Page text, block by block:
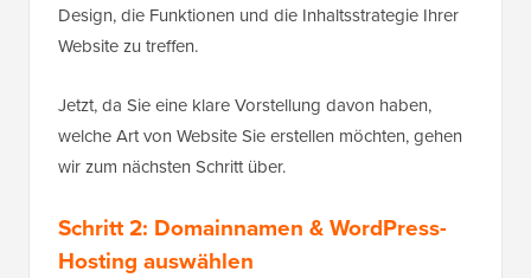
Design, die Funktionen und die Inhaltsstrategie Ihrer
Website zu treffen.
Jetzt, da Sie eine klare Vorstellung davon haben,
welche Art von Website Sie erstellen möchten, gehen
wir zum nächsten Schritt über.
Schritt 2: Domainnamen & WordPress-
Hosting auswählen